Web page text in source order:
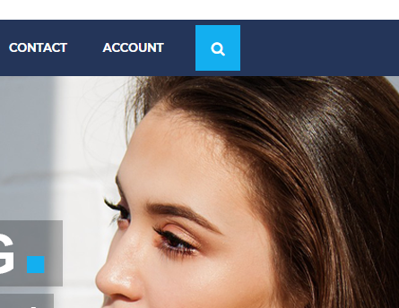
Տարբերակ
Last updated
Active installations
WordPress version
PHP version
Theme homepage